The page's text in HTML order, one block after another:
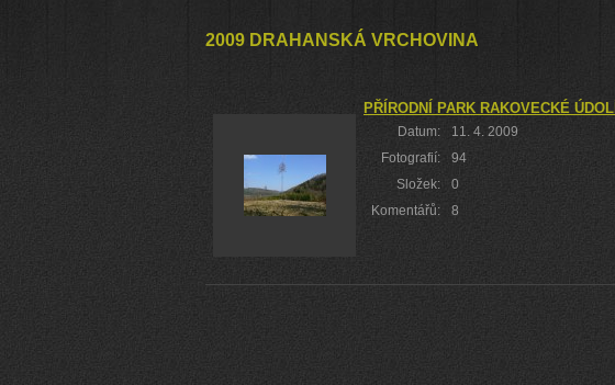
2009 DRAHANSKÁ VRCHOVINA
PŘÍRODNÍ PARK RAKOVECKÉ ÚDOLÍ
Datum:
11. 4. 2009
Fotografií:
94
Složek:
0
Komentářů:
8